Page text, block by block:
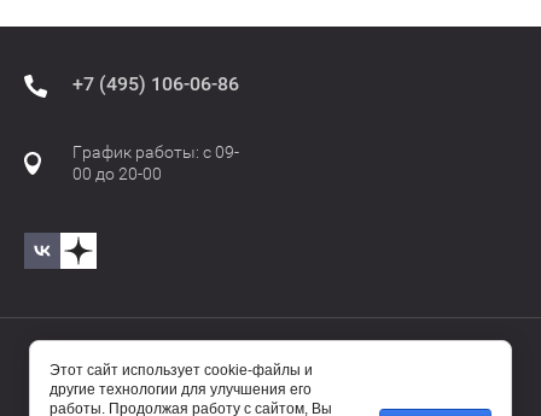
+7 (495) 106-06-86
График работы: с 09-
00 до 20-00
© 2017—2025 Бавиро/Baviro
Этот сайт использует cookie-файлы и
другие технологии для улучшения его
работы. Продолжая работу с сайтом, Вы